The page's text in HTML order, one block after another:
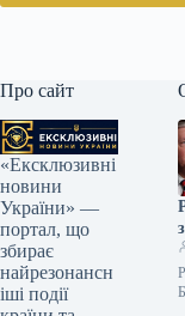
Про сайт
«Ексклюзивні
новини
України» —
портал, що
збирає
найрезонансн
іші події